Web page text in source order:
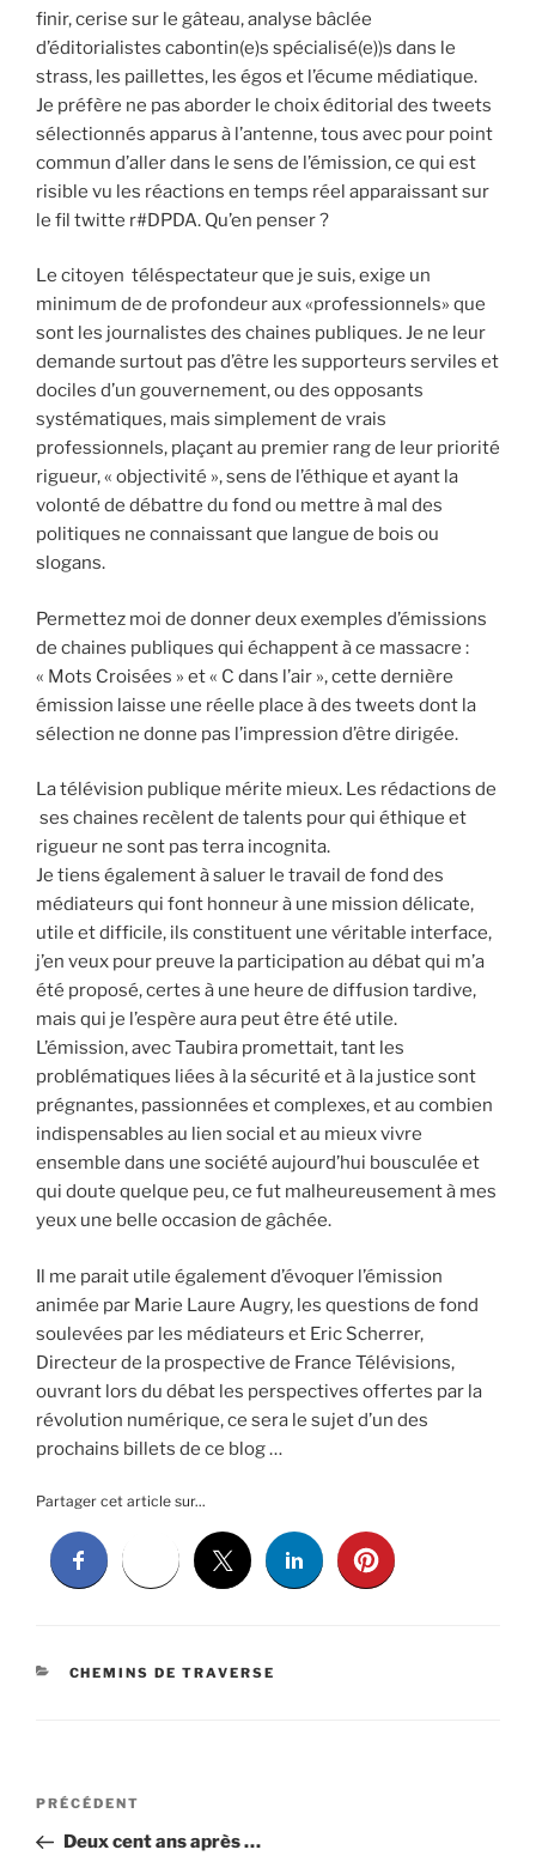
finir, cerise sur le gâteau, analyse bâclée
d’éditorialistes cabontin(e)s spécialisé(e))s dans le
strass, les paillettes, les égos et l’écume médiatique.
Je préfère ne pas aborder le choix éditorial des tweets
sélectionnés apparus à l’antenne, tous avec pour point
commun d’aller dans le sens de l’émission, ce qui est
risible vu les réactions en temps réel apparaissant sur
le fil twitte r#DPDA. Qu’en penser ?
Le citoyen téléspectateur que je suis, exige un
minimum de de profondeur aux «professionnels» que
sont les journalistes des chaines publiques. Je ne leur
demande surtout pas d’être les supporteurs serviles et
dociles d’un gouvernement, ou des opposants
systématiques, mais simplement de vrais
professionnels, plaçant au premier rang de leur priorité
rigueur, « objectivité », sens de l’éthique et ayant la
volonté de débattre du fond ou mettre à mal des
politiques ne connaissant que langue de bois ou
slogans.
Permettez moi de donner deux exemples d’émissions
de chaines publiques qui échappent à ce massacre :
« Mots Croisées » et « C dans l’air », cette dernière
émission laisse une réelle place à des tweets dont la
sélection ne donne pas l’impression d’être dirigée.
La télévision publique mérite mieux. Les rédactions de
ses chaines recèlent de talents pour qui éthique et
rigueur ne sont pas terra incognita.
Je tiens également à saluer le travail de fond des
médiateurs qui font honneur à une mission délicate,
utile et difficile, ils constituent une véritable interface,
j’en veux pour preuve la participation au débat qui m’a
été proposé, certes à une heure de diffusion tardive,
mais qui je l’espère aura peut être été utile.
L’émission, avec Taubira promettait, tant les
problématiques liées à la sécurité et à la justice sont
prégnantes, passionnées et complexes, et au combien
indispensables au lien social et au mieux vivre
ensemble dans une société aujourd’hui bousculée et
qui doute quelque peu, ce fut malheureusement à mes
yeux une belle occasion de gâchée.
Il me parait utile également d’évoquer l’émission
animée par Marie Laure Augry, les questions de fond
soulevées par les médiateurs et Eric Scherrer,
Directeur de la prospective de France Télévisions,
ouvrant lors du débat les perspectives offertes par la
révolution numérique, ce sera le sujet d’un des
prochains billets de ce blog …
Partager cet article sur...
CATÉGORIES
CHEMINS DE TRAVERSE
Navigation
l’article
Article
précédent
PRÉCÉDENT
Deux cent ans après …